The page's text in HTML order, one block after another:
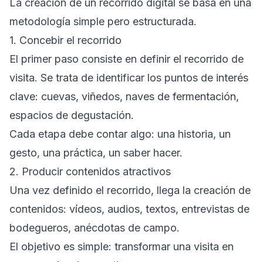
La creación de un recorrido digital se basa en una
metodología simple pero estructurada.
1. Concebir el recorrido
El primer paso consiste en definir el recorrido de
visita. Se trata de identificar los puntos de interés
clave: cuevas, viñedos, naves de fermentación,
espacios de degustación.
Cada etapa debe contar algo: una historia, un
gesto, una práctica, un saber hacer.
2. Producir contenidos atractivos
Una vez definido el recorrido, llega la creación de
contenidos: vídeos, audios, textos, entrevistas de
bodegueros, anécdotas de campo.
El objetivo es simple: transformar una visita en